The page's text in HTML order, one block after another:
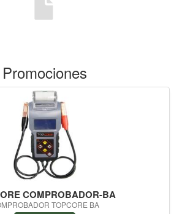
Promociones
COMPROBADOR-BA
TOPCORE BA